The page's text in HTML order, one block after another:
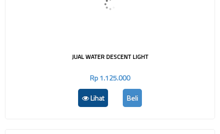
JUAL WATER DESCENT LIGHT
Rp 1.125.000
Lihat
Beli